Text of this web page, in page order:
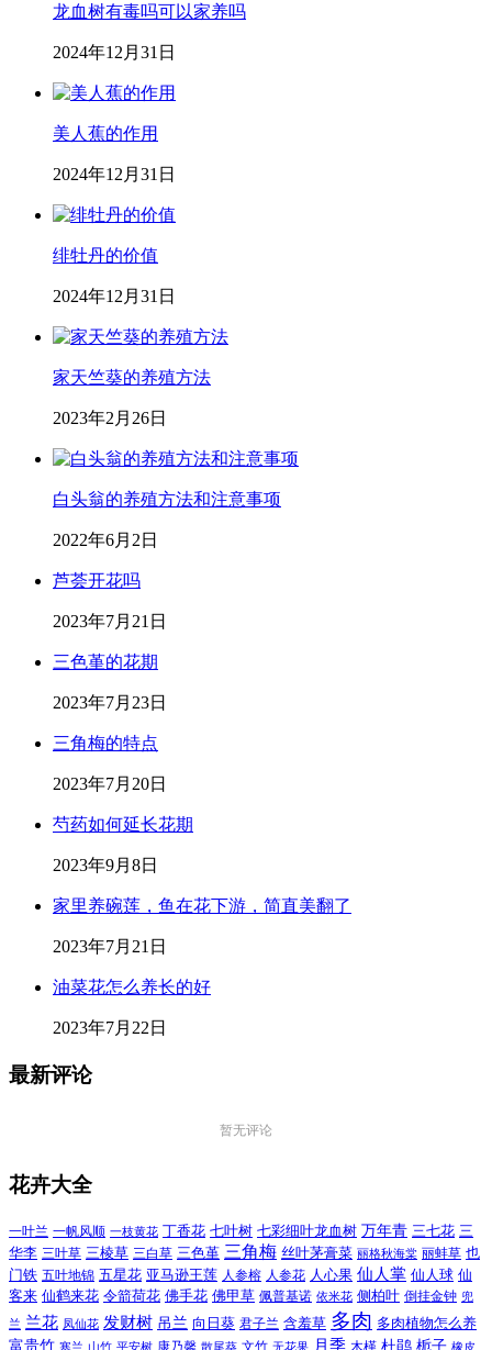
龙血树有毒吗可以家养吗
2024年12月31日
美人蕉的作用
2024年12月31日
绯牡丹的价值
2024年12月31日
家天竺葵的养殖方法
2023年2月26日
白头翁的养殖方法和注意事项
2022年6月2日
芦荟开花吗
2023年7月21日
三色堇的花期
2023年7月23日
三角梅的特点
2023年7月20日
芍药如何延长花期
2023年9月8日
家里养碗莲，鱼在花下游，简直美翻了
2023年7月21日
油菜花怎么养长的好
2023年7月22日
最新评论
暂无评论
花卉大全
一叶兰 一帆风顺 一枝黄花 丁香花 七叶树 七彩细叶龙血树 万年青 三七花 三
华李 三叶草 三棱草 三白草 三色堇 三角梅 丝叶茅膏菜 丽格秋海棠 丽蚌草 也
门铁 五叶地锦 五星花 亚马逊王莲 人参榕 人参花 人心果 仙人掌 仙人球 仙
客来 仙鹤来花 令箭荷花 佛手花 佛甲草 佩普基诺 依米花 侧柏叶 倒挂金钟 兜
兰 兰花 凤仙花 发财树 吊兰 向日葵 君子兰 含羞草 多肉 多肉植物怎么养
富贵竹 寒兰 山竹 平安树 散尾葵 无花果 月季 杜鹃 栀子 橡皮